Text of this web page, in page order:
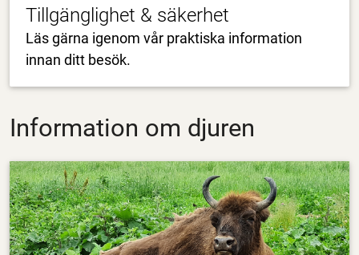
Tillgänglighet & säkerhet
Läs gärna igenom vår praktiska information
innan ditt besök.
Information om djuren